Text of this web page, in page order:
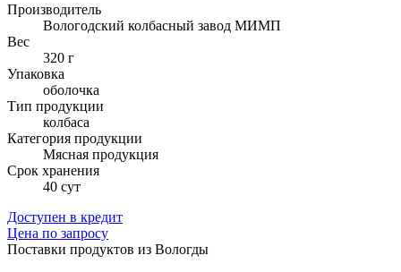
Производитель
Вологодский колбасный завод МИМП
Вес
320 г
Упаковка
оболочка
Тип продукции
колбаса
Категория продукции
Мясная продукция
Cрок хранения
40 сут
Доступен в кредит
Цена по запросу
Поставки продуктов из Вологды